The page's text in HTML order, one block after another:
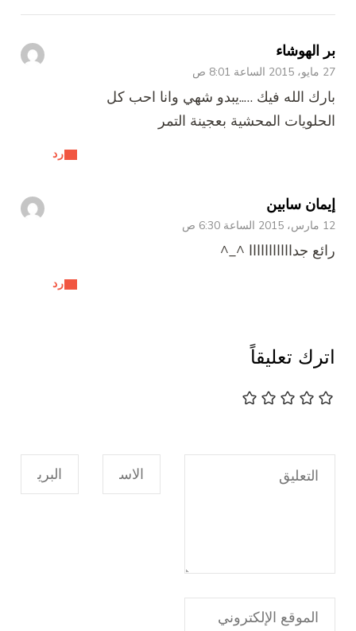
بر الهوشاء
27 مايو، 2015 الساعة 8:01 ص
رد
بارك الله فيك …..يبدو شهي وانا احب كل
الحلويات المحشية بعجينة التمر
إيمان سابين
12 مارس، 2015 الساعة 6:30 ص
رد
رائع جدااااااااااا ^_^
اترك تعليقاً